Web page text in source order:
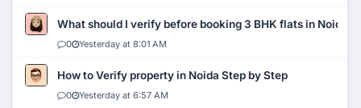
What should I verify before booking 3 BHK flats in Noida?
0 Yesterday at 8:01 AM
How to Verify property in Noida Step by Step
0 Yesterday at 6:57 AM